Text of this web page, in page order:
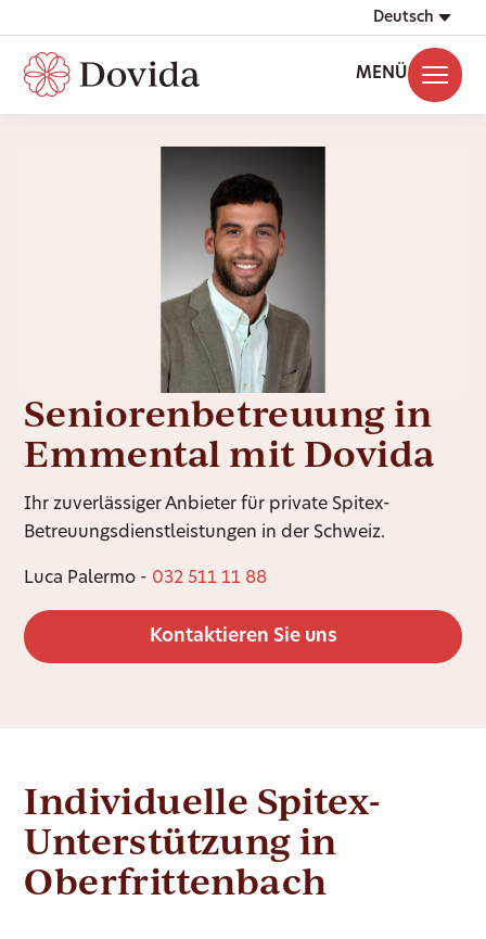
Deutsch
MENÜ
Seniorenbetreuung in
Emmental mit Dovida
Ihr zuverlässiger Anbieter für private Spitex-
Betreuungsdienstleistungen in der Schweiz.
Luca Palermo - 032 511 11 88
Kontaktieren Sie uns
Individuelle Spitex-
Unterstützung in
Oberfrittenbach